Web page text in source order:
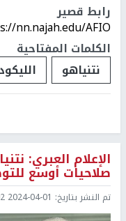
رابط قصير
nn.najah.edu/AFIO/
الكلمات المفتاحية
نتنياهو
الليكود
الإعلام العبري:
صلاحيات أوسع
تم النشر بتاريخ: 2024-04-01 12:02